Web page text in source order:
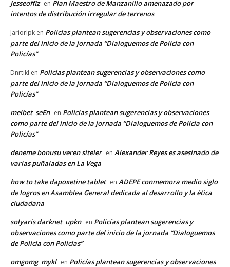
Jesseoffiz en Plan Maestro de Manzanillo amenazado por
intentos de distribución irregular de terrenos
Jariorlpk en Policías plantean sugerencias y observaciones como
parte del inicio de la jornada “Dialoguemos de Policía con
Policías”
Dnrtikl en Policías plantean sugerencias y observaciones como
parte del inicio de la jornada “Dialoguemos de Policía con
Policías”
melbet_seEn en Policías plantean sugerencias y observaciones
como parte del inicio de la jornada “Dialoguemos de Policía con
Policías”
deneme bonusu veren siteler en Alexander Reyes es asesinado de
varias puñaladas en La Vega
how to take dapoxetine tablet en ADEPE conmemora medio siglo
de logros en Asamblea General dedicada al desarrollo y la ética
ciudadana
solyaris darknet_upkn en Policías plantean sugerencias y
observaciones como parte del inicio de la jornada “Dialoguemos
de Policía con Policías”
omgomg_mykl en Policías plantean sugerencias y observaciones